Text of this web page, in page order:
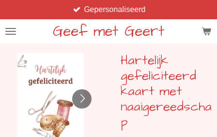
direct
naar
hoofdinhoud
Geef met Geert
Gepersonaliseerd
Hartelijk
gefeliciteerd
kaart met
naaigereedscha
p